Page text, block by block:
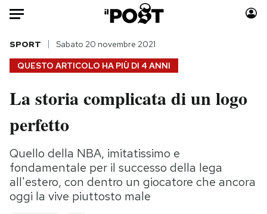
Auto
HOME
Italia
Politica
Tecnologia
Internet
Scienza
Cultura
Moda
Storie/Idee
Ok Boomer!
Media
QUESTO ARTICOLO HA PIÙ DI 4 ANNI
SPORT Sabato 20 novembre 2021
La storia complicata di un logo
perfetto
Quello della NBA, imitatissimo e
fondamentale per il successo della lega
all'estero, con dentro un giocatore che ancora
oggi la vive piuttosto male